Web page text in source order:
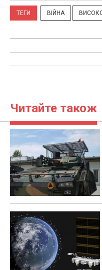
ТЕГИ ВІЙНА
Читайте також